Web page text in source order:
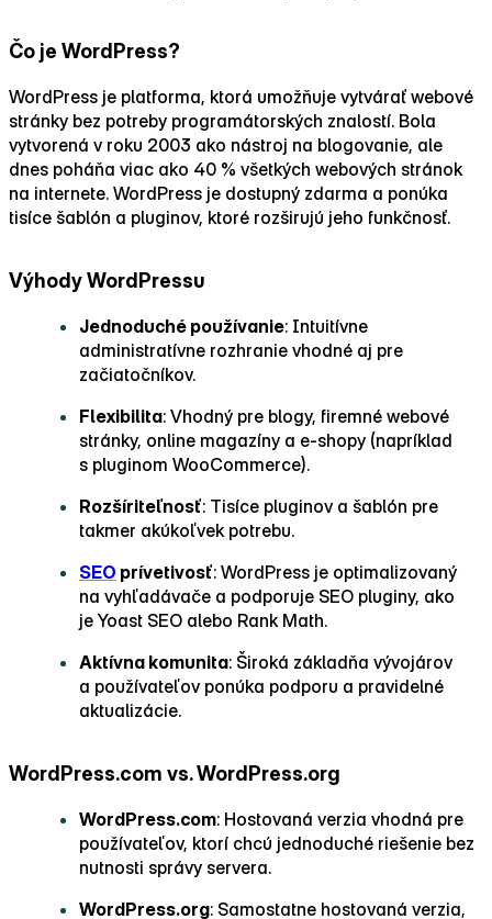
Čo je WordPress?
WordPress je platforma, ktorá umožňuje vytvárať webové
stránky bez potreby programátorských znalostí. Bola
vytvorená v roku 2003 ako nástroj na blogovanie, ale
dnes poháňa viac ako 40 % všetkých webových stránok
na internete. WordPress je dostupný zdarma a ponúka
tisíce šablón a pluginov, ktoré rozširujú jeho funkčnosť.
Výhody WordPressu
Jednoduché používanie: Intuitívne
administratívne rozhranie vhodné aj pre
začiatočníkov.
Flexibilita: Vhodný pre blogy, firemné webové
stránky, online magazíny a e‑shopy (napríklad
s pluginom WooCommerce).
Rozšíriteľnosť: Tisíce pluginov a šablón pre
takmer akúkoľvek potrebu.
SEO prívetivosť: WordPress je optimalizovaný
na vyhľadávače a podporuje SEO pluginy, ako
je Yoast SEO alebo Rank Math.
Aktívna komunita: Široká základňa vývojárov
a používateľov ponúka podporu a pravidelné
aktualizácie.
WordPress.com vs. WordPress.org
WordPress.com: Hostovaná verzia vhodná pre
používateľov, ktorí chcú jednoduché riešenie bez
nutnosti správy servera.
WordPress.org: Samostatne hostovaná verzia,